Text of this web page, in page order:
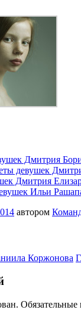
Дмитрия
девушек
Дмитрия
Ильи
автором
Коржонова